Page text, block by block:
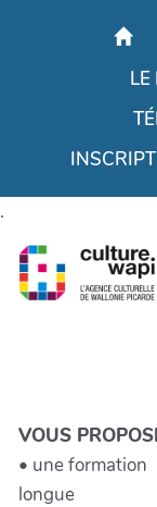
Aller au
LE
.
VOUS
• une formation
longue